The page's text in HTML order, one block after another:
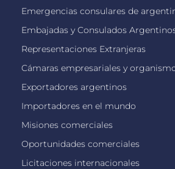
Emergencias consulares de
Embajadas y Consulados
Representaciones Extranjeras
Cámaras empresariales y
Exportadores argentinos
Importadores en el mundo
Misiones comerciales
Oportunidades comerciales
Licitaciones internacionales